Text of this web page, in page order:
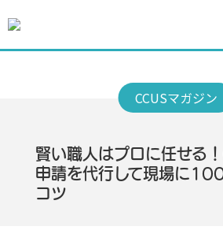
賢い職人はプロに任せる
申請を代行して現場に
コツ